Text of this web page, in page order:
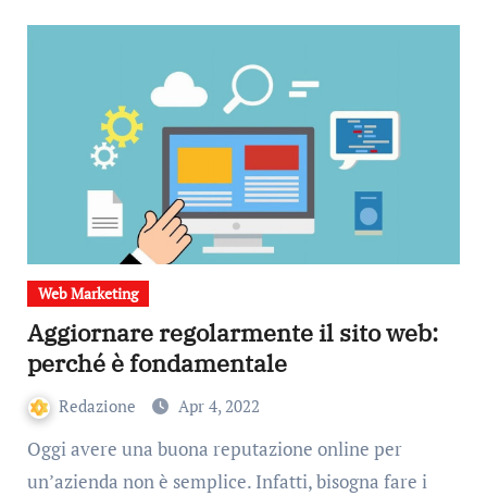
Web Marketing
Aggiornare regolarmente il sito web:
perché è fondamentale
Redazione Apr 4, 2022
Oggi avere una buona reputazione online per
un’azienda non è semplice. Infatti, bisogna fare i